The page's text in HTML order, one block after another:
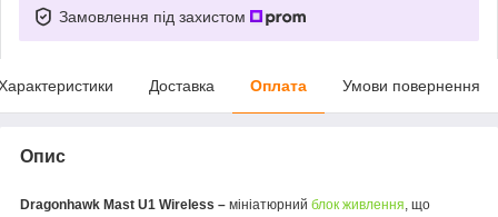
Замовлення під захистом
Доставка Оплата Умови повернення
Опис
Dragonhawk Mast U1 Wireless – мініатюрний блок живлення , що